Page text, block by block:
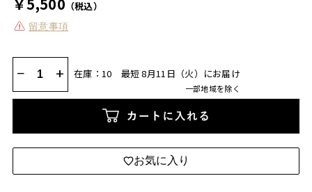
（税込）
留意事項
− + 在庫：10 最短 8月11日（火）にお届け
一部地域を除く
カートに入れる
お気に入り